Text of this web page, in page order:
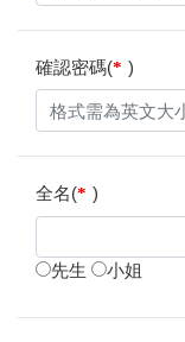
確認密碼(* )
全名(* )
先生 小姐